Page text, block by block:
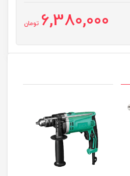
6,380,000 تومان